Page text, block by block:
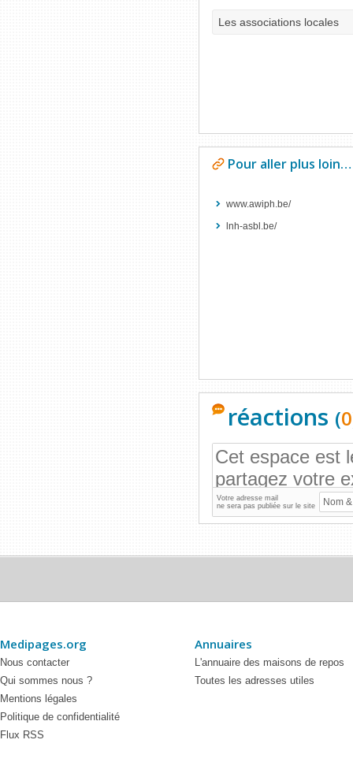
Les associations locales
Pour aller plus loin…
www.awiph.be/
lnh-asbl.be/
réactions (0
Votre adresse mail
ne sera pas publiée sur le site
Medipages.org
Nous contacter
Qui sommes nous ?
Mentions légales
Politique de confidentialité
Flux RSS
Annuaires
L'annuaire des maisons de repos
Toutes les adresses utiles